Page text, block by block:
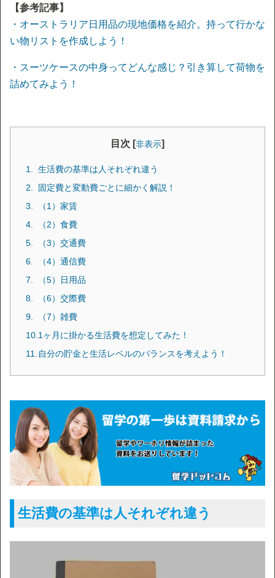
【参考記事】
・オーストラリア日用品の現地価格を紹介。持って行かな
い物リストを作成しよう！
・スーツケースの中身ってどんな感じ？引き算して荷物を
詰めてみよう！
目次 [非表示]
生活費の基準は人それぞれ違う
固定費と変動費ごとに細かく解説！
（1）家賃
（2）食費
（3）交通費
（4）通信費
（5）日用品
（6）交際費
（7）雑費
1ヶ月に掛かる生活費を想定してみた！
自分の貯金と生活レベルのバランスを考えよう！
生活費の基準は人それぞれ違う